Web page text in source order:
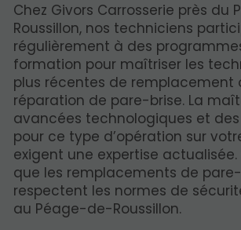
Chez Givors Carrosserie près du
Roussillon, nos techniciens
régulièrement à des
formation pour maîtriser les
plus récentes de remplacement
réparation de pare-brise. La
avancées technologiques et
pour ce type d’opération sur
exigent une expertise actualisée.
que les remplacements de
respectent les normes de
au Péage-de-Roussillon.